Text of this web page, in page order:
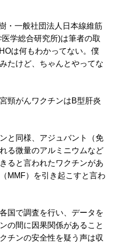
・一般社団法人日本線維筋
学総合研究所)は筆者の取
は何もわかってない。僕
たけど、ちゃんとやってな
頸がんワクチンはB型肝炎
と同様、アジュバント（免
る微量のアルミニウムなど
ると言われたワクチンがあ
MMF）を引き起こすと言わ
国で調査を行い、データを
の間に因果関係があること
チンの安全性を疑う声は収